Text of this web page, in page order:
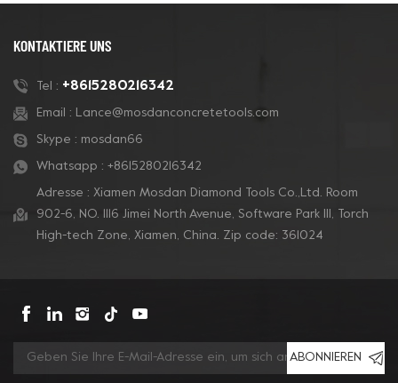
KONTAKTIERE UNS
Tel : +8615280216342
Email : Lance@mosdanconcretetools.com
Skype : mosdan66
Whatsapp : +8615280216342
Adresse : Xiamen Mosdan Diamond Tools Co.,Ltd. Room
902-6, NO. 1116 Jimei North Avenue, Software Park Ill, Torch
High-tech Zone, Xiamen, China. Zip code: 361024
ABONNIEREN